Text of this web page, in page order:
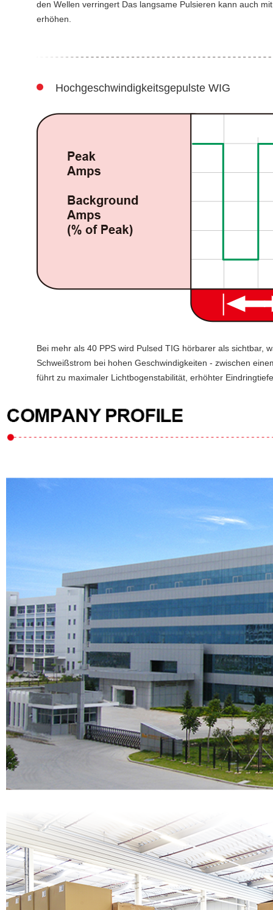
den Wellen verringert Das langsame Pulsieren kann auch
erhöhen.
Hochgeschwindigkeitsgepulste WIG
Bei mehr als 40 PPS wird Pulsed TIG hörbarer als sichtbar,
Schweißstrom bei hohen Geschwindigkeiten - zwischen
führt zu maximaler Lichtbogenstabilität, erhöhter